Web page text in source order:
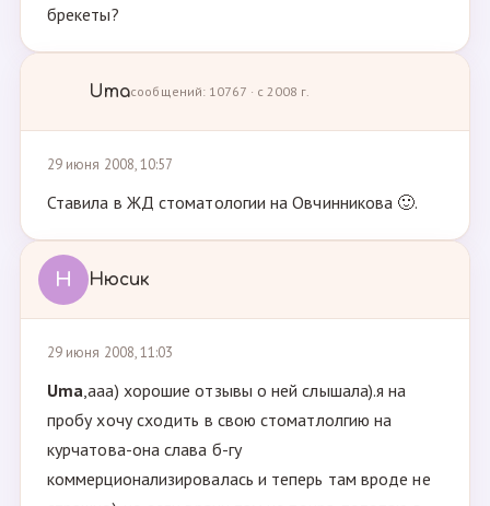
брекеты?
Umaсообщений: 10767 · с 2008 г.
29 июня 2008, 10:57
Ставила в ЖД стоматологии на Овчинникова 🙂.
Н Нюсик
29 июня 2008, 11:03
Uma,ааа) хорошие отзывы о ней слышала).я на
пробу хочу сходить в свою стоматлолгию на
курчатова-она слава б-гу
коммерционализировалась и теперь там вроде не